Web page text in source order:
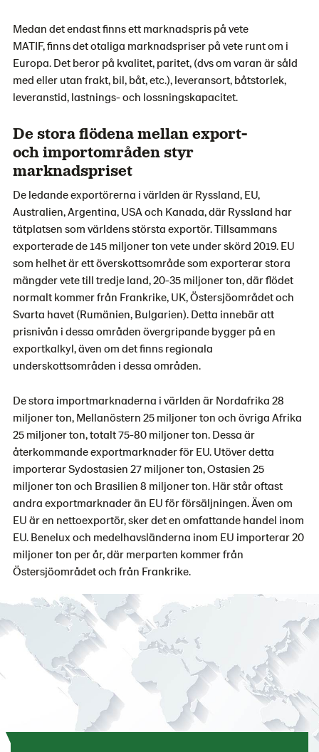
Medan det endast finns ett marknadspris på vete
MATIF, finns det otaliga marknadspriser på vete runt om i
Europa. Det beror på kvalitet, paritet, (dvs om varan är såld
med eller utan frakt, bil, båt, etc.), leveransort, båtstorlek,
leveranstid, lastnings- och lossningskapacitet.
De stora flödena mellan export-
och importområden styr
marknadspriset
De ledande exportörerna i världen är Ryssland, EU,
Australien, Argentina, USA och Kanada, där Ryssland har
tätplatsen som världens största exportör. Tillsammans
exporterade de 145 miljoner ton vete under skörd 2019. EU
som helhet är ett överskottsområde som exporterar stora
mängder vete till tredje land, 20-35 miljoner ton, där flödet
normalt kommer från Frankrike, UK, Östersjöområdet och
Svarta havet (Rumänien, Bulgarien). Detta innebär att
prisnivån i dessa områden övergripande bygger på en
exportkalkyl, även om det finns regionala
underskottsområden i dessa områden.
De stora importmarknaderna i världen är Nordafrika 28
miljoner ton, Mellanöstern 25 miljoner ton och övriga Afrika
25 miljoner ton, totalt 75-80 miljoner ton. Dessa är
återkommande exportmarknader för EU. Utöver detta
importerar Sydostasien 27 miljoner ton, Ostasien 25
miljoner ton och Brasilien 8 miljoner ton. Här står oftast
andra exportmarknader än EU för försäljningen. Även om
EU är en nettoexportör, sker det en omfattande handel inom
EU. Benelux och medelhavsländerna inom EU importerar 20
miljoner ton per år, där merparten kommer från
Östersjöområdet och från Frankrike.